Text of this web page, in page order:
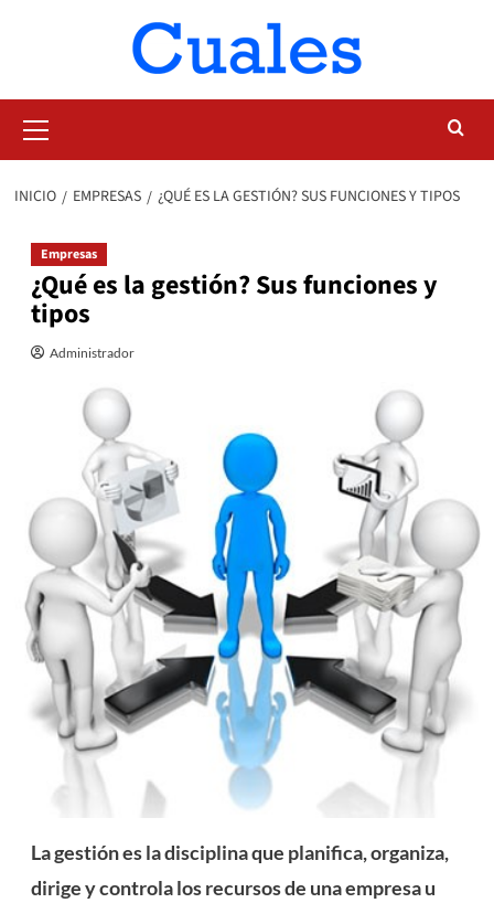
primario
INICIO EMPRESAS ¿QUÉ ES LA GESTIÓN? SUS FUNCIONES Y TIPOS
Empresas
¿Qué es la gestión? Sus funciones y
tipos
Administrador
La gestión es la disciplina que planifica, organiza,
dirige y controla los recursos de una empresa u